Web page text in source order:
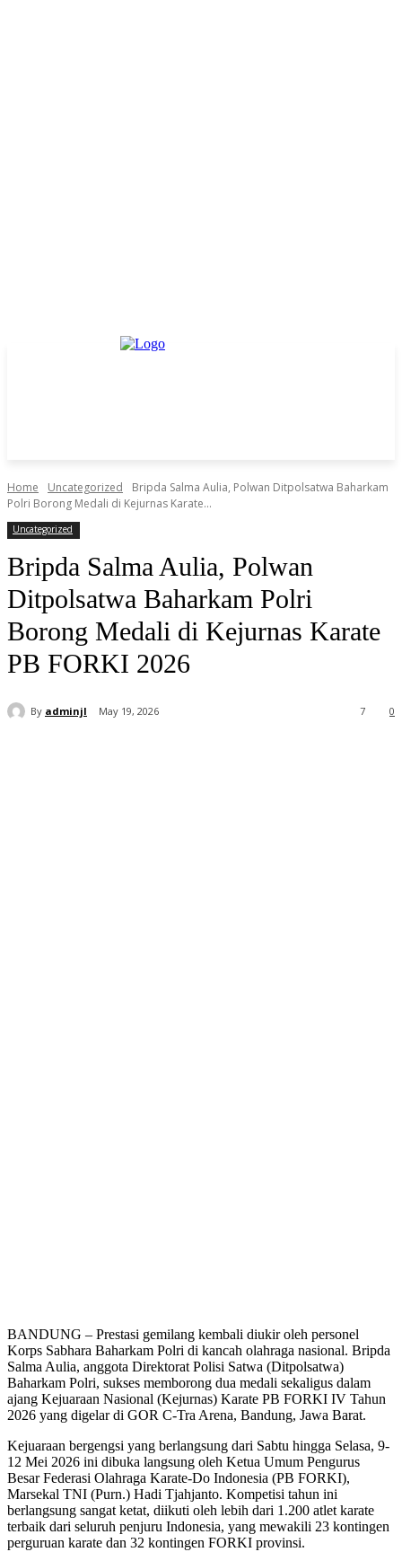
Home Uncategorized
Bripda Salma Aulia, Polwan Ditpolsatwa Baharkam
Polri Borong Medali di Kejurnas Karate...
Uncategorized
Bripda Salma Aulia, Polwan
Ditpolsatwa Baharkam Polri
Borong Medali di Kejurnas Karate
PB FORKI 2026
By adminjl May 19, 2026 0
7
BANDUNG – Prestasi gemilang kembali diukir oleh personel
Korps Sabhara Baharkam Polri di kancah olahraga nasional. Bripda
Salma Aulia, anggota Direktorat Polisi Satwa (Ditpolsatwa)
Baharkam Polri, sukses memborong dua medali sekaligus dalam
ajang Kejuaraan Nasional (Kejurnas) Karate PB FORKI IV Tahun
2026 yang digelar di GOR C-Tra Arena, Bandung, Jawa Barat.
Kejuaraan bergengsi yang berlangsung dari Sabtu hingga Selasa, 9-
12 Mei 2026 ini dibuka langsung oleh Ketua Umum Pengurus
Besar Federasi Olahraga Karate-Do Indonesia (PB FORKI),
Marsekal TNI (Purn.) Hadi Tjahjanto. Kompetisi tahun ini
berlangsung sangat ketat, diikuti oleh lebih dari 1.200 atlet karate
terbaik dari seluruh penjuru Indonesia, yang mewakili 23 kontingen
perguruan karate dan 32 kontingen FORKI provinsi.